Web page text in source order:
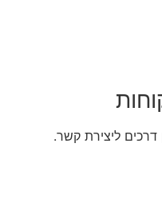
דרכים ליצירת קשר.